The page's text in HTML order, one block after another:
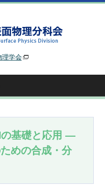
理学会
の基礎と応用 ―
めの合成・分